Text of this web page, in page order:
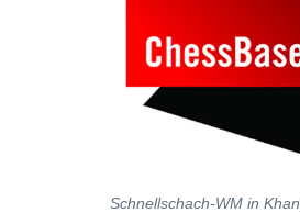
Schnellschach-WM in